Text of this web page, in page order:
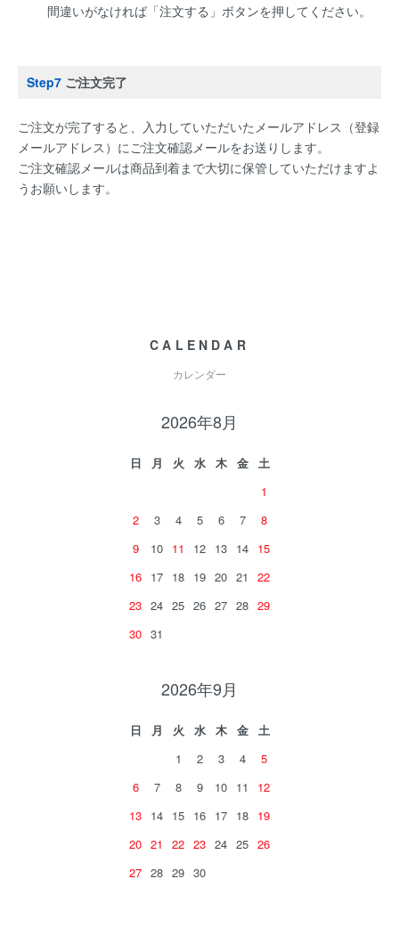
間違いがなければ「注文する」ボタンを押してください。
Step7 ご注文完了
ご注文が完了すると、入力していただいたメールアドレス（登録
メールアドレス）にご注文確認メールをお送りします。
ご注文確認メールは商品到着まで大切に保管していただけますよ
うお願いします。
CALENDAR
カレンダー
2026年8月
日 月 火 水 木 金
土
1
2
3 4 5 6 7
8
9
10 11 12 13 14 15
16 17 18 19 20 21
22
23 24 25 26 27 28 29
30 31
2026年9月
日 月 火 水 木 金
土
1
2 3 4
5
6
7 8 9 10 11
12
13 14 15 16 17 18 19
20 21 22 23 24 25 26
27 28 29 30